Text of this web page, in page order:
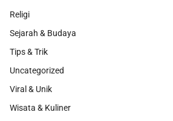
Religi
Sejarah & Budaya
Tips & Trik
Uncategorized
Viral & Unik
Wisata & Kuliner